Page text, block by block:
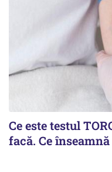
Ce este testul
facă. Ce